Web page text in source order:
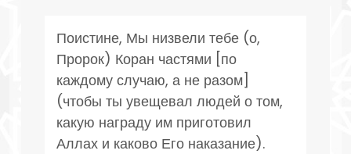
Поистине, Мы низвели тебе (о,
Пророк) Коран частями [по
каждому случаю, а не разом]
(чтобы ты увещевал людей о том,
какую награду им приготовил
Аллах и каково Его наказание).